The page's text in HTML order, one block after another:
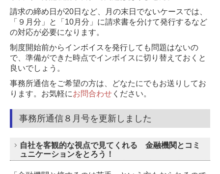
請求の締め日が20日など、月の末日でないケースでは、
「９月分」と「10月分」に請求書を分けて発行するなど
の対応が必要になります。
制度開始前からインボイスを発行しても問題はないの
で、準備ができた時点でインボイスに切り替えておくと
良いでしょう。
事務所通信をご希望の方は、どなたにでもお送りしてお
ります。 お気軽にお問合わせ ください。
事務所通信８月号を更新しました
自社を客観的な視点で見てくれる 金融機関とコミ
ュニケーションをとろう！